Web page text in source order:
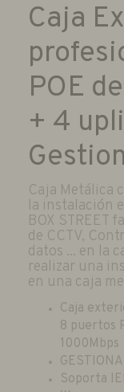
Caja
POE
+ 4
Caja Metálica
la instalación
BOX STREET
de CCTV,
datos ... en la
realizar una
en una caja
Caja
8 puertos
1000Mbps
Soporta